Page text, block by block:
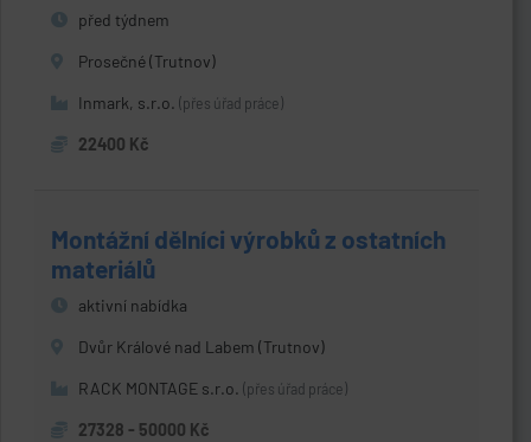
před týdnem
Prosečné (Trutnov)
Inmark, s.r.o. (přes úřad práce)
22400 Kč
Montážní dělníci výrobků z ostatních
materiálů
aktivní nabídka
Dvůr Králové nad Labem (Trutnov)
RACK MONTAGE s.r.o. (přes úřad práce)
27328 - 50000 Kč